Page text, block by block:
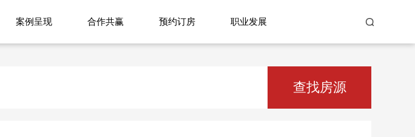
案例呈现 合作共赢 预约订房 职业发展
查找房源